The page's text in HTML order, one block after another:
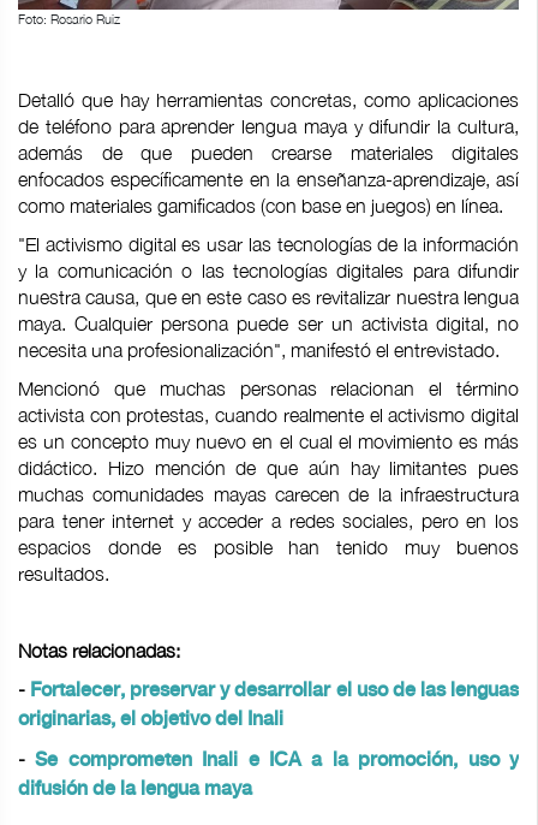
Foto: Rosario Ruiz
Detalló que hay herramientas concretas, como aplicaciones
de teléfono para aprender lengua maya y difundir la cultura,
además de que pueden crearse materiales digitales
enfocados específicamente en la enseñanza-aprendizaje, así
como materiales gamificados (con base en juegos) en línea.
"El activismo digital es usar las tecnologías de la información
y la comunicación o las tecnologías digitales para difundir
nuestra causa, que en este caso es revitalizar nuestra lengua
maya. Cualquier persona puede ser un activista digital, no
necesita una profesionalización", manifestó el entrevistado.
Mencionó que muchas personas relacionan el término
activista con protestas, cuando realmente el activismo digital
es un concepto muy nuevo en el cual el movimiento es más
didáctico. Hizo mención de que aún hay limitantes pues
muchas comunidades mayas carecen de la infraestructura
para tener internet y acceder a redes sociales, pero en los
espacios donde es posible han tenido muy buenos
resultados.
Notas relacionadas:
- Fortalecer, preservar y desarrollar el uso de las lenguas
originarias, el objetivo del Inali
-Se comprometen Inali e ICA a la promoción, uso y
difusión de la lengua maya